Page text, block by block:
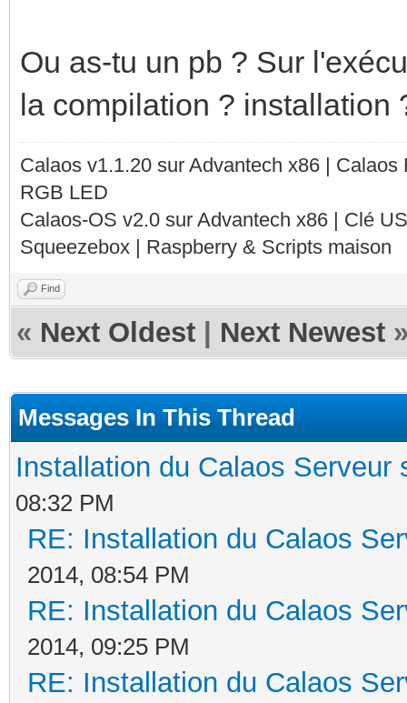
Ou as-tu un pb ? Sur
la compilation ? installation
Calaos v1.1.20 sur Advantech x86 |
RGB LED
Calaos-OS v2.0 sur Advantech x86 | Clé
Squeezebox | Raspberry & Scripts maison
Find
« Next Oldest Next Newest
Messages In This Thread
Installation du Calaos Serveur
08:32 PM
RE: Installation du Calaos
2014, 08:54 PM
RE: Installation du Calaos
2014, 09:25 PM
RE: Installation du Calaos